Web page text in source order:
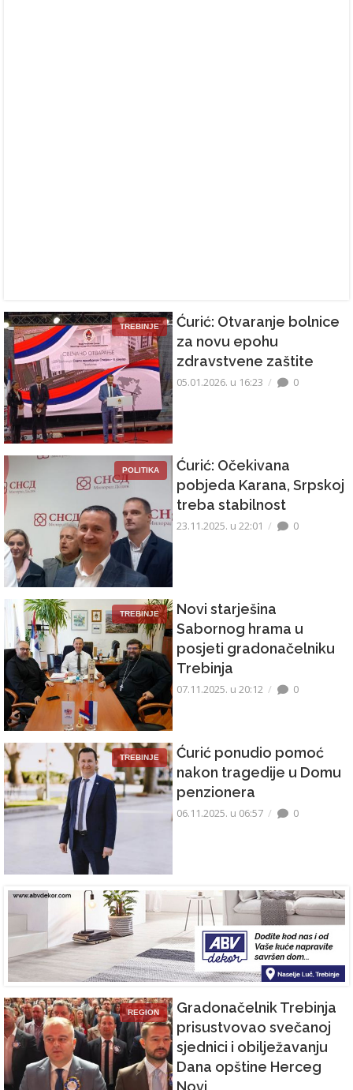
TREBINJE
Ćurić: Otvaranje bolnice
za novu epohu
zdravstvene zaštite
05.01.2026. u 16:23 0
POLITIKA
Ćurić: Očekivana
pobjeda Karana, Srpskoj
treba stabilnost
23.11.2025. u 22:01 0
TREBINJE
Novi starješina
Sabornog hrama u
posjeti gradonačelniku
Trebinja
07.11.2025. u 20:12 0
TREBINJE
Ćurić ponudio pomoć
nakon tragedije u Domu
penzionera
06.11.2025. u 06:57 0
REGION
Gradonačelnik Trebinja
prisustvovao svečanoj
sjednici i obilježavanju
Dana opštine Herceg
Novi